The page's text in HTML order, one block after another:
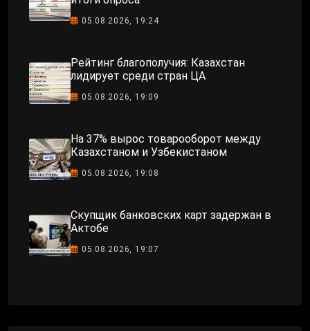
05.08.2026, 19:24
Рейтинг благополучия: Казахстан
лидирует среди стран ЦА
05.08.2026, 19:09
На 37% вырос товарооборот между
Казахстаном и Узбекистаном
05.08.2026, 19:08
Скупщик банковских карт задержан в
Актобе
05.08.2026, 19:07